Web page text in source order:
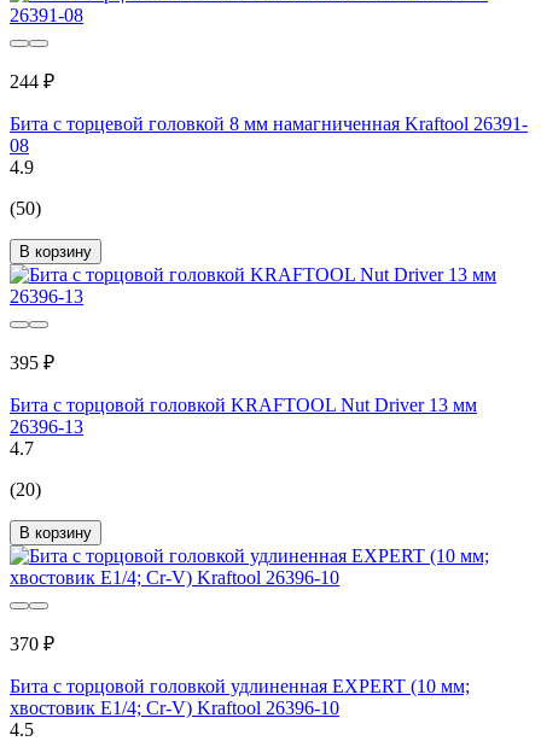
244 ₽
Бита с торцевой головкой 8 мм намагниченная Kraftool 26391-
08
4.9
(50)
В корзину
395 ₽
Бита с торцовой головкой KRAFTOOL Nut Driver 13 мм
26396-13
4.7
(20)
В корзину
370 ₽
Бита с торцовой головкой удлиненная EXPERT (10 мм;
хвостовик E1/4; Cr-V) Kraftool 26396-10
4.5